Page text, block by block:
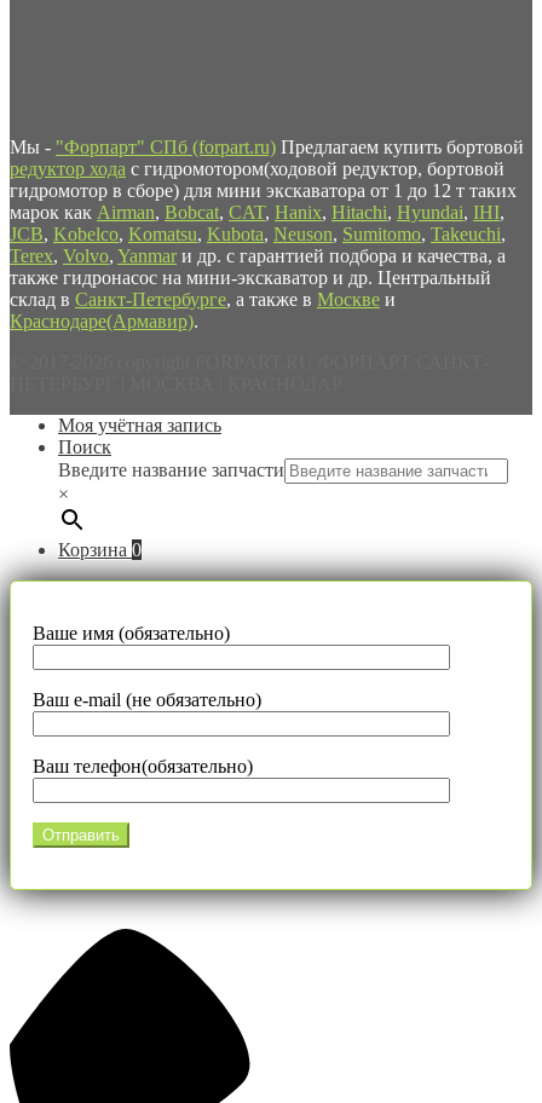
Мы - "Форпарт" СПб (forpart.ru) Предлагаем купить бортовой
редуктор хода с гидромотором(ходовой редуктор, бортовой
гидромотор в сборе) для мини экскаватора от 1 до 12 т таких
марок как Airman, Bobcat, CAT, Hanix, Hitachi, Hyundai, IHI,
JCB, Kobelco, Komatsu, Kubota, Neuson, Sumitomo, Takeuchi,
Terex, Volvo, Yanmar и др. с гарантией подбора и качества, а
также гидронасос на мини-экскаватор и др. Центральный
склад в Санкт-Петербурге, а также в Москве и
Краснодаре(Армавир).
Моя учётная запись
Поиск
Введите название запчасти
×
Корзина 0
Ваше имя (обязательно)
Ваш e-mail (не обязательно)
Ваш телефон(обязательно)